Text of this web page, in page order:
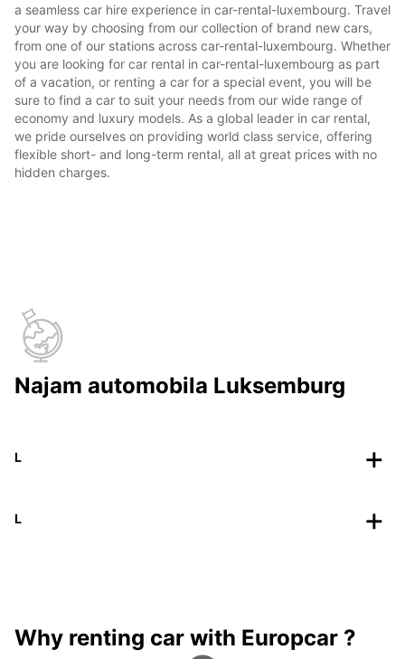
a seamless car hire experience in car-rental-luxembourg. Travel
your way by choosing from our collection of brand new cars,
from one of our stations across car-rental-luxembourg. Whether
you are looking for car rental in car-rental-luxembourg as part
of a vacation, or renting a car for a special event, you will be
sure to find a car to suit your needs from our wide range of
economy and luxury models. As a global leader in car rental,
we pride ourselves on providing world class service, offering
flexible short- and long-term rental, all at great prices with no
hidden charges.
Najam automobila Luksemburg
L
L
Why renting car with Europcar ?